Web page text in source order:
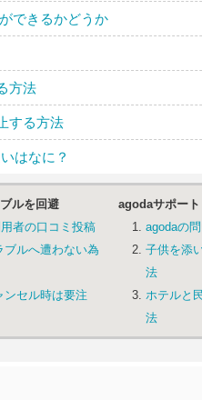
できるかどうか
方法
する方法
はなに？
ルを回避
者の口コミ投稿
ブルへ遭わない為
ンセル時は要注
agodaサポート
agodaの
子供を添
法
ホテルと
法